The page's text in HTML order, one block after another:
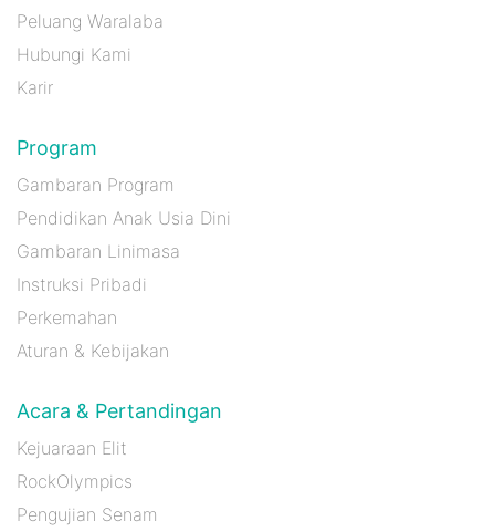
Peluang Waralaba
Hubungi Kami
Karir
Program
Gambaran Program
Pendidikan Anak Usia Dini
Gambaran Linimasa
Instruksi Pribadi
Perkemahan
Aturan & Kebijakan
Acara & Pertandingan
Kejuaraan Elit
RockOlympics
Pengujian Senam